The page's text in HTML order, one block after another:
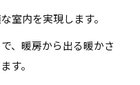
室内を実現します。
、暖房から出る暖かさ
す。